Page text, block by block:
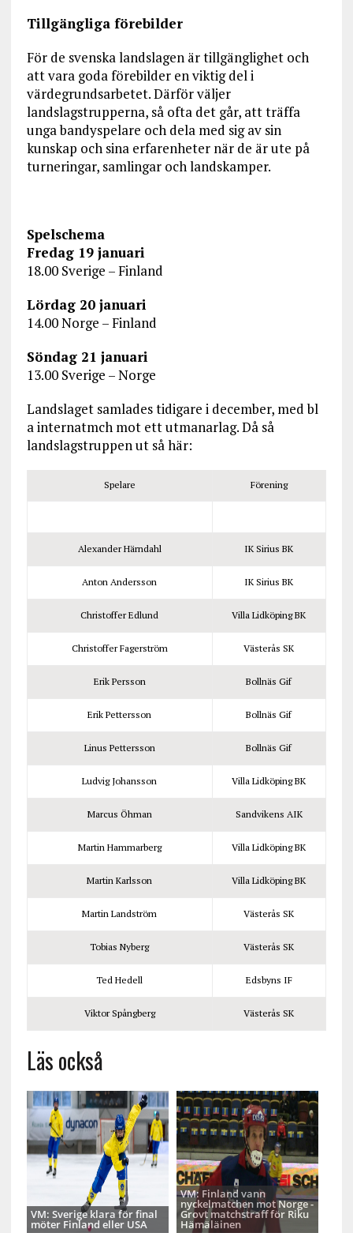
Tillgängliga förebilder
För de svenska landslagen är tillgänglighet och
att vara goda förebilder en viktig del i
värdegrundsarbetet. Därför väljer
landslagstrupperna, så ofta det går, att träffa
unga bandyspelare och dela med sig av sin
kunskap och sina erfarenheter när de är ute på
turneringar, samlingar och landskamper.
Spelschema
Fredag 19 januari
18.00 Sverige – Finland
Lördag 20 januari
14.00 Norge – Finland
Söndag 21 januari
13.00 Sverige – Norge
Landslaget samlades tidigare i december, med bl
a internatmch mot ett utmanarlag. Då så
landslagstruppen ut så här:
Spelare Förening
Alexander Härndahl IK Sirius BK
Anton Andersson IK Sirius BK
Christoffer Edlund Villa Lidköping BK
Christoffer Fagerström Västerås SK
Erik Persson Bollnäs Gif
Erik Pettersson Bollnäs Gif
Linus Pettersson Bollnäs Gif
Ludvig Johansson Villa Lidköping BK
Marcus Öhman Sandvikens AIK
Martin Hammarberg Villa Lidköping BK
Martin Karlsson Villa Lidköping BK
Martin Landström Västerås SK
Tobias Nyberg Västerås SK
Ted Hedell Edsbyns IF
Viktor Spångberg Västerås SK
Läs också
VM: Sverige klara för final
möter Finland eller USA
VM: Finland vann
nyckelmatchen mot Norge -
Grovt matchstraff för Riku
Hämäläinen